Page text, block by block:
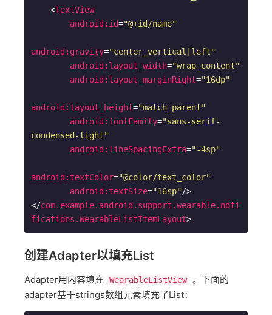
<TextView
android:id="@+id/name"
android:gravity="center_vertical|left"
android:layout_width="wrap_content"
android:layout_marginRight="16dp"
android:layout_height="match_parent"
android:fontFamily="sans-serif-
condensed-light"
android:lineSpacingExtra="-4sp"
android:textColor="@color/text_color"
android:textSize="16sp"/>
</com.example.android.support.wearable.noti
fications.WearableListItemLayout>
创建Adapter以填充List
Adapter用内容填充 WearableListView 。下面的
adapter基于strings数组元素填充了List：